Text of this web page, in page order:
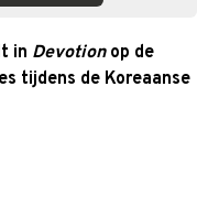
in Devotionop de
tijdens de Koreaanse